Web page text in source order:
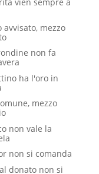
vien sempre a
avvisato, mezzo
non fa
ha l'oro in
mezzo
non vale la
non si comanda
donato non si